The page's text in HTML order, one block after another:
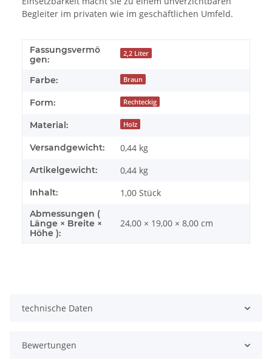
Begleiter im privaten wie im geschäftlichen Umfeld.
Fassungsvermö
gen:
2,2 Liter
Farbe: Braun
Form: Rechteckig
Material: Holz
Versandgewicht: 0,44 kg
Artikelgewicht: 0,44 kg
Inhalt: 1,00 Stück
Abmessungen (
Länge × Breite ×
Höhe ):
24,00 × 19,00 × 8,00 cm
technische Daten
Bewertungen